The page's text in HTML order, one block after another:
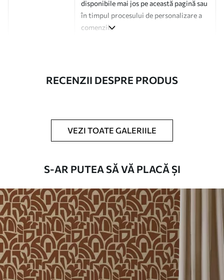
disponibile mai jos pe această pagină sau
în timpul procesului de personalizare a
comenzii.
articolului
Tipărit la comandă și livrat în role de
până la 50 cm lățime.
suplimentare
Disponibil cu strat de lac și/sau adeziv
pentru tapet.
Curățare
Se poate curăța ușor cu un burete moale.
Fototapetul cu strat de lac poate fi
curățat cu apă.
Metoda de
aplicare
Aplicare fără cusături
RECENZII DESPRE PRODUS
VEZI TOATE GALERIILE
S-AR PUTEA SĂ VĂ PLACĂ ȘI